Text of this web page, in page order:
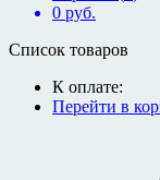
0 руб.
Список товаров
К оплате:
Перейти в